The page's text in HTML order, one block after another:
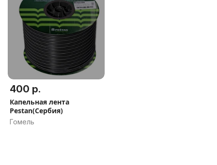
400 р.
Капельная лента
Pestan(Сербия)
Гомель